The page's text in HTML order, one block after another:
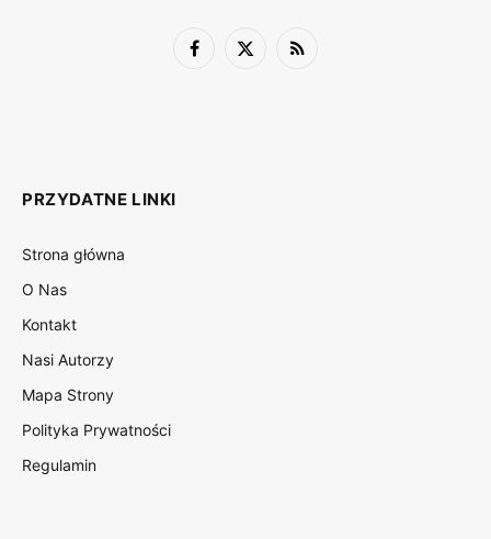
Facebook
X
RSS
PRZYDATNE LINKI
Strona główna
O Nas
Kontakt
Nasi Autorzy
Mapa Strony
Polityka Prywatności
Regulamin